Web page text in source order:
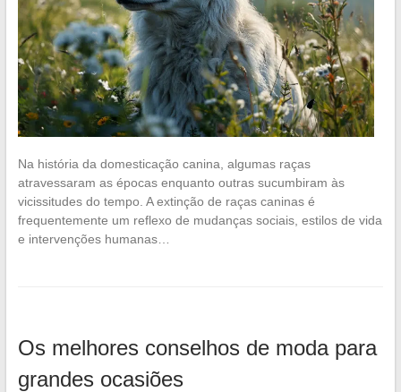
Na história da domesticação canina, algumas raças
atravessaram as épocas enquanto outras sucumbiram às
vicissitudes do tempo. A extinção de raças caninas é
frequentemente um reflexo de mudanças sociais, estilos de vida
e intervenções humanas…
Os melhores conselhos de moda para
grandes ocasiões